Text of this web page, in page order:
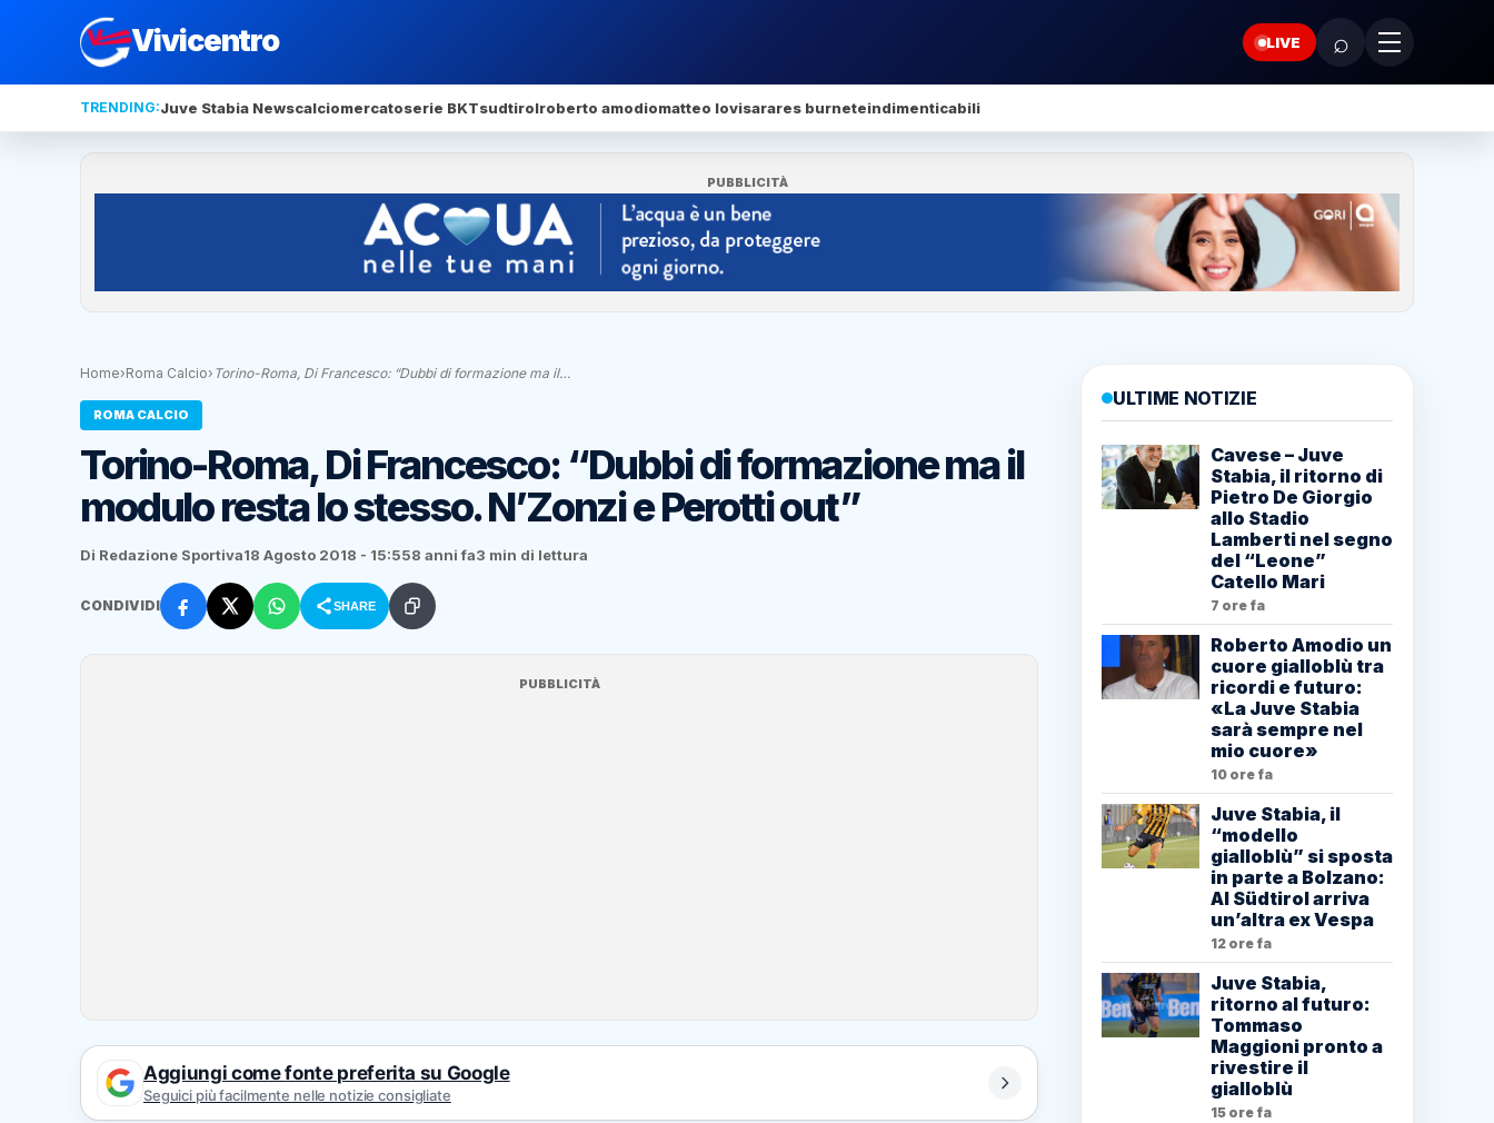
Vivicentro LIVE ⌕
TRENDING:Juve Stabia Newscalciomercatoserie BKTsudtirolroberto amodiomatteo lovisarares burneteindimenticabili
PUBBLICITÀ
Home›Roma Calcio› Torino-Roma, Di Francesco: “Dubbi di formazione ma il…
ROMA CALCIO
Torino-Roma, Di Francesco: “Dubbi di formazione ma il
modulo resta lo stesso. N’Zonzi e Perotti out”
Di Redazione Sportiva18 Agosto 2018 - 15:558 anni fa3 min di lettura
CONDIVIDI SHARE
PUBBLICITÀ
Aggiungi come fonte preferita su Google
Seguici più facilmente nelle notizie consigliate
ULTIME NOTIZIE
Cavese – Juve
Stabia, il ritorno di
Pietro De Giorgio
allo Stadio
Lamberti nel segno
del “Leone”
Catello Mari
7 ore fa
Roberto Amodio un
cuore gialloblù tra
ricordi e futuro:
«La Juve Stabia
sarà sempre nel
mio cuore»
10 ore fa
Juve Stabia, il
“modello
gialloblù” si sposta
in parte a Bolzano:
Al Südtirol arriva
un’altra ex Vespa
12 ore fa
Juve Stabia,
ritorno al futuro:
Tommaso
Maggioni pronto a
rivestire il
gialloblù
15 ore fa